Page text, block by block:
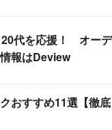
20代を応援！ オーデ
報はDeview
おすすめ11選【徹底